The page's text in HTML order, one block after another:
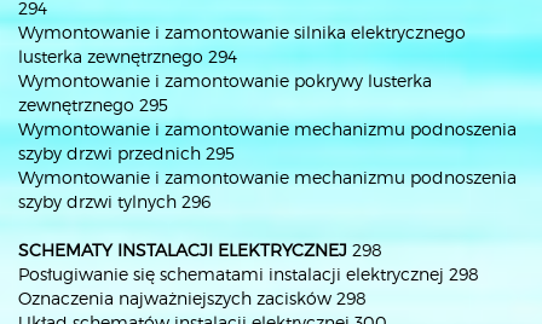
294
Wymontowanie i zamontowanie silnika elektrycznego
lusterka zewnętrznego 294
Wymontowanie i zamontowanie pokrywy lusterka
zewnętrznego 295
Wymontowanie i zamontowanie mechanizmu podnoszenia
szyby drzwi przednich 295
Wymontowanie i zamontowanie mechanizmu podnoszenia
szyby drzwi tylnych 296
SCHEMATY INSTALACJI ELEKTRYCZNEJ 298
Posługiwanie się schematami instalacji elektrycznej 298
Oznaczenia najważniejszych zacisków 298